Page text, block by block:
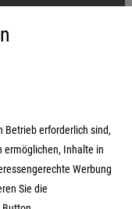
Betrieb erforderlich sind,
ermöglichen, Inhalte in
Werbung
Sie die